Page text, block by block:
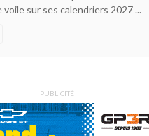
voile sur ses calendriers 2027 ...
PUBLICITÉ